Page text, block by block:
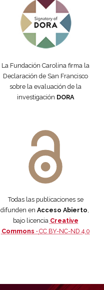
La Fundación Carolina firma la
Declaración de San Francisco
sobre la evaluación de la
investigación DORA
Todas las publicaciones se
difunden en Acceso Abierto,
bajo licencia Creative
Commons · CC BY-NC-ND 4.0